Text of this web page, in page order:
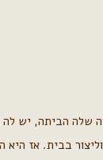
שלה הביתה, יש לה
בבית. אז היא